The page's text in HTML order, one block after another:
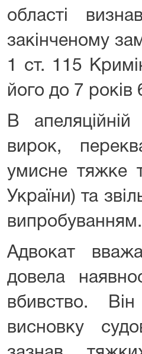
області
закінченому
1 ст. 115
його до 7 років
В
вирок,
умисне тяжке
України) та
випробуванням.
Адвокат
довела
вбивство.
висновку